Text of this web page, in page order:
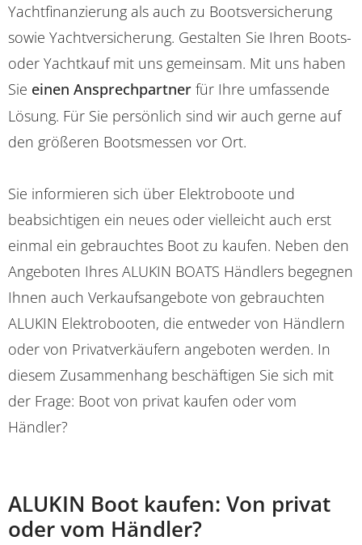
Yachtfinanzierung als auch zu Bootsversicherung
sowie Yachtversicherung. Gestalten Sie Ihren Boots-
oder Yachtkauf mit uns gemeinsam. Mit uns haben
Sie einen Ansprechpartner für Ihre umfassende
Lösung. Für Sie persönlich sind wir auch gerne auf
den größeren Bootsmessen vor Ort.
Sie informieren sich über Elektroboote und
beabsichtigen ein neues oder vielleicht auch erst
einmal ein gebrauchtes Boot zu kaufen. Neben den
Angeboten Ihres ALUKIN BOATS Händlers begegnen
Ihnen auch Verkaufsangebote von gebrauchten
ALUKIN Elektrobooten, die entweder von Händlern
oder von Privatverkäufern angeboten werden. In
diesem Zusammenhang beschäftigen Sie sich mit
der Frage: Boot von privat kaufen oder vom
Händler?
ALUKIN Boot kaufen: Von privat
oder vom Händler?